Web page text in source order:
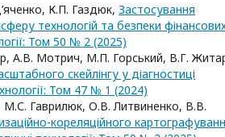
К.П. Газдюк, Застосування
технологій та безпеки
Том 50 № 2 (2025)
А.В. Мотрич, М.П. Горський, В.Г.
скейлінгу у діагностиці
Том 47 № 1 (2024)
Гаврилюк, О.В. Литвиненко, В.В.
кореляційного